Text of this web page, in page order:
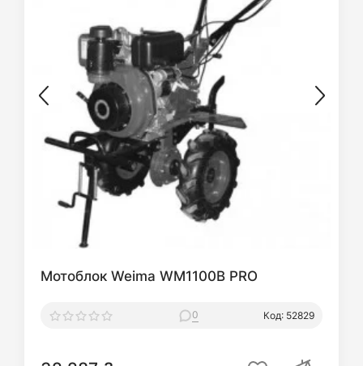
Мотоблок Weima WM1100B PRO
0 Код: 52829